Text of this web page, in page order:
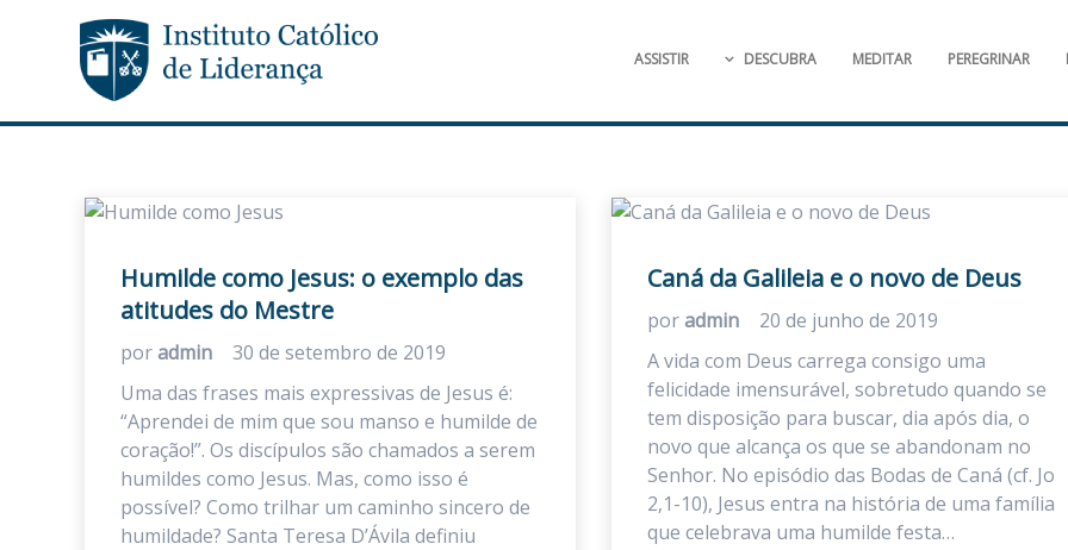
ASSISTIR DESCUBRA MEDITAR PEREGRINAR
Humilde como Jesus: o exemplo das
atitudes do Mestre
poradmin
30 de setembro de 2019
Uma das frases mais expressivas de Jesus é:
“Aprendei de mim que sou manso e humilde de
coração!”. Os discípulos são chamados a serem
humildes como Jesus. Mas, como isso é
possível? Como trilhar um caminho sincero de
humildade? Santa Teresa D’Ávila definiu
Caná da Galileia e o novo de Deus
poradmin
20 de junho de 2019
A vida com Deus carrega consigo uma
felicidade imensurável, sobretudo quando se
tem disposição para buscar, dia após dia, o
novo que alcança os que se abandonam no
Senhor. No episódio das Bodas de Caná (cf. Jo
2,1-10), Jesus entra na história de uma família
que celebrava uma humilde festa…